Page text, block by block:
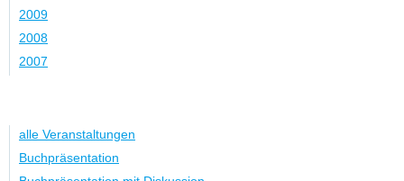
2009
2008
2007
alle Veranstaltungen
Buchpräsentation